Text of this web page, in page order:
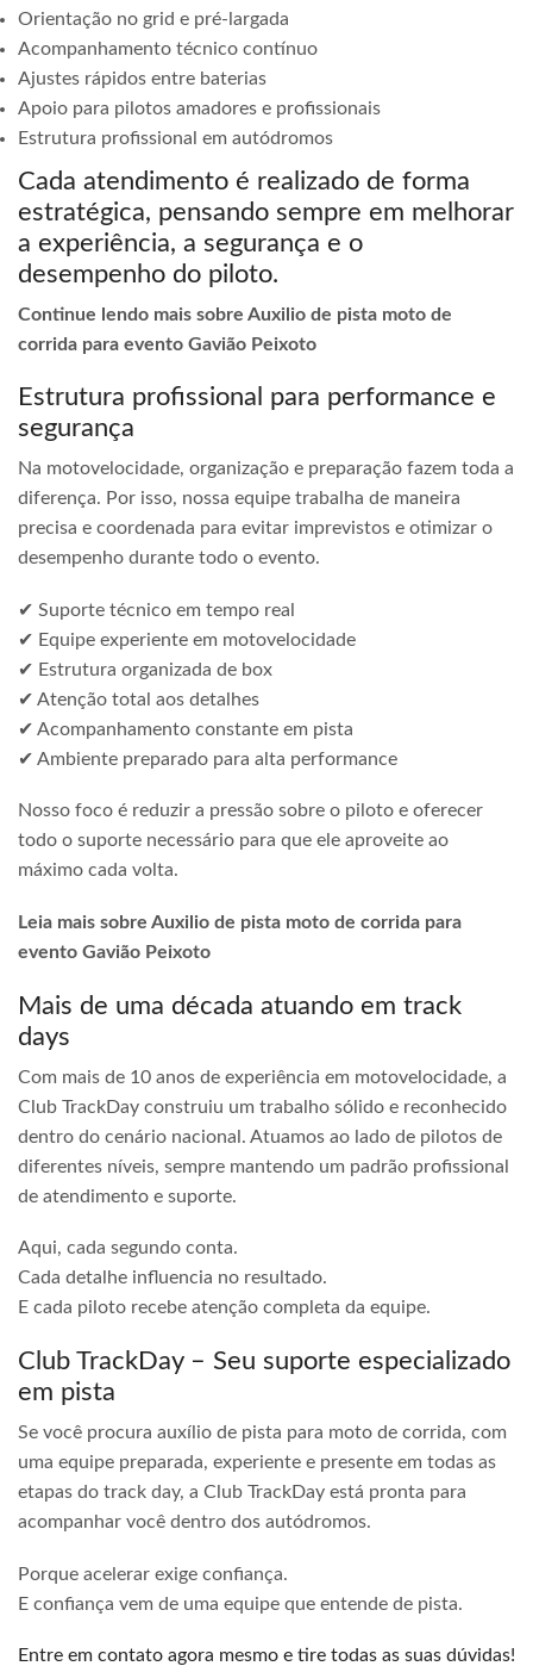
Orientação no grid e pré-largada
Acompanhamento técnico contínuo
Ajustes rápidos entre baterias
Apoio para pilotos amadores e profissionais
Estrutura profissional em autódromos
Cada atendimento é realizado de forma
estratégica, pensando sempre em melhorar
a experiência, a segurança e o
desempenho do piloto.
Continue lendo mais sobre Auxilio de pista moto de
corrida para evento Gavião Peixoto
Estrutura profissional para performance e
segurança
Na motovelocidade, organização e preparação fazem toda a
diferença. Por isso, nossa equipe trabalha de maneira
precisa e coordenada para evitar imprevistos e otimizar o
desempenho durante todo o evento.
✔ Suporte técnico em tempo real
✔ Equipe experiente em motovelocidade
✔ Estrutura organizada de box
✔ Atenção total aos detalhes
✔ Acompanhamento constante em pista
✔ Ambiente preparado para alta performance
Nosso foco é reduzir a pressão sobre o piloto e oferecer
todo o suporte necessário para que ele aproveite ao
máximo cada volta.
Leia mais sobre Auxilio de pista moto de corrida para
evento Gavião Peixoto
Mais de uma década atuando em track
days
Com mais de 10 anos de experiência em motovelocidade, a
Club TrackDay construiu um trabalho sólido e reconhecido
dentro do cenário nacional. Atuamos ao lado de pilotos de
diferentes níveis, sempre mantendo um padrão profissional
de atendimento e suporte.
Aqui, cada segundo conta.
Cada detalhe influencia no resultado.
E cada piloto recebe atenção completa da equipe.
Club TrackDay – Seu suporte especializado
em pista
Se você procura auxílio de pista para moto de corrida, com
uma equipe preparada, experiente e presente em todas as
etapas do track day, a Club TrackDay está pronta para
acompanhar você dentro dos autódromos.
Porque acelerar exige confiança.
E confiança vem de uma equipe que entende de pista.
Entre em contato agora mesmo e tire todas as suas dúvidas!